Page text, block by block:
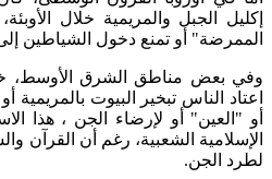
إكليل الجبل والمريمية خلال
الممرضة" أو تمنع دخول الشياطين
وفي بعض مناطق الشرق الأوسط،
اعتاد الناس تبخير البيوت بالمريمية
أو "العين" أو لإرضاء الجن ، هذا
الإسلامية الشعبية، رغم أن القرآن
لطرد الجن.